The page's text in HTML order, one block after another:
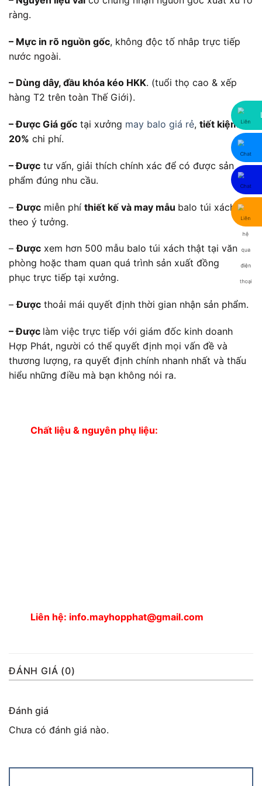
ràng.
– Mực in rõ nguồn gốc, không độc tố nhâp trực tiếp
nước ngoài.
– Dùng dây, đầu khóa kéo HKK. (tuổi thọ cao & xếp
hàng T2 trên toàn Thế Giới).
– Được Giá gốc tại xưởng may balo giá rẻ, tiết kiệm
20% chi phí.
– Được tư vấn, giải thích chính xác để có được sản
phẩm đúng nhu cầu.
–Được miễn phí thiết kế và may mẫu balo túi xách
theo ý tưởng.
–Được xem hơn 500 mẫu balo túi xách thật tại văn
phòng hoặc tham quan quá trình sản xuất đồng
phục trực tiếp tại xưởng.
–Được thoải mái quyết định thời gian nhận sản phẩm.
– Được làm việc trực tiếp với giám đốc kinh doanh
Hợp Phát, người có thể quyết định mọi vấn đề và
thương lượng, ra quyết định chính nhanh nhất và thấu
hiểu những điều mà bạn không nói ra.
Chất liệu & nguyên phụ liệu:
Liên hệ: info.mayhopphat@gmail.com
ĐÁNH GIÁ (0)
Đánh giá
Chưa có đánh giá nào.